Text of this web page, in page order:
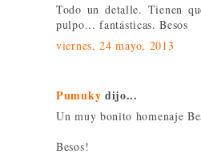
Todo un detalle. Tienen
pulpo... fantásticas. Besos
viernes, 24 mayo, 2013
Pumuky dijo...
Un muy bonito homenaje
Besos!